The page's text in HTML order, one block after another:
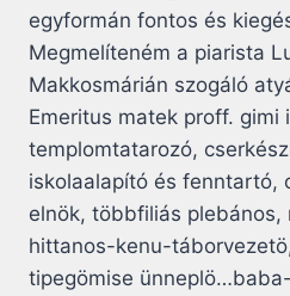
egyformán fontos és
Megmelíteném a piarista
Makkosmárián szogáló
Emeritus matek proff. gimi
templomtatarozó,
iskolaalapító és fenntartó,
elnök, többfiliás
hittanos-kenu-
tipegömise